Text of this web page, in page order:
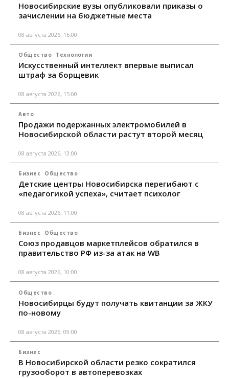
Новосибирские вузы опубликовали приказы о
зачислении на бюджетные места
08 августа 2026, 16:00
Общество Технологии
Искусственный интеллект впервые выписал
штраф за борщевик
08 августа 2026, 15:00
Авто
Продажи подержанных электромобилей в
Новосибирской области растут второй месяц
08 августа 2026, 13:00
Бизнес Общество
Детские центры Новосибирска перегибают с
«педагогикой успеха», считает психолог
08 августа 2026, 11:00
Бизнес Общество
Союз продавцов маркетплейсов обратился в
правительство РФ из-за атак на WB
08 августа 2026, 10:00
Общество
Новосибирцы будут получать квитанции за ЖКУ
по-новому
08 августа 2026, 09:00
Бизнес
В Новосибирской области резко сократился
грузооборот в автоперевозках